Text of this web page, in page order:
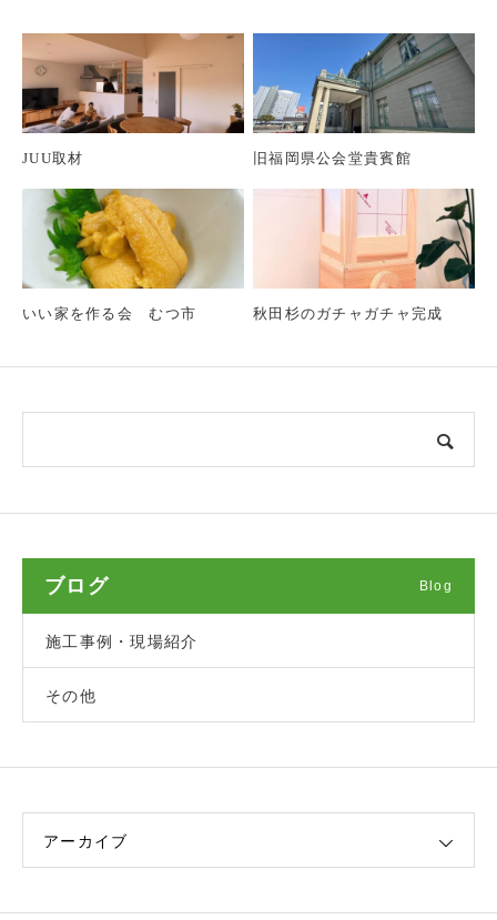
JUU取材 旧福岡県公会堂貴賓館
いい家を作る会 むつ市 秋田杉のガチャガチャ完成
ブログ Blog
施工事例・現場紹介
その他
アーカイブ